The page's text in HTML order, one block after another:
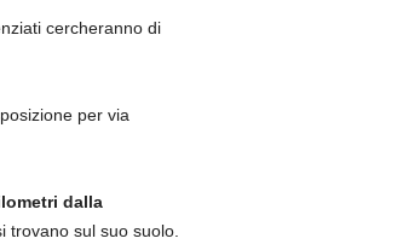
cercheranno di
per via
dalla
sul suo suolo.